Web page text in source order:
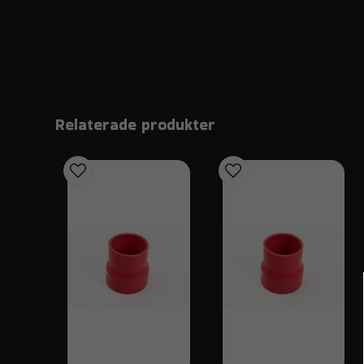
Relaterade produkter